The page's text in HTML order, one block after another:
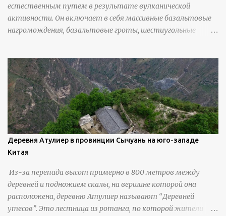
естественным путем в результате вулканической
активности. Он включает в себя массивные базальтовые
нагромождения, базальтовые гроты, шестиугольные
Деревня Атулиер в провинции Сычуань на юго-западе
Китая
Из-за перепада высот примерно в 800 метров между
деревней и подножием скалы, на вершине которой она
расположена, деревню Атулиер называют “Деревней
утесов”. Это лестница из ротанга, по которой жители